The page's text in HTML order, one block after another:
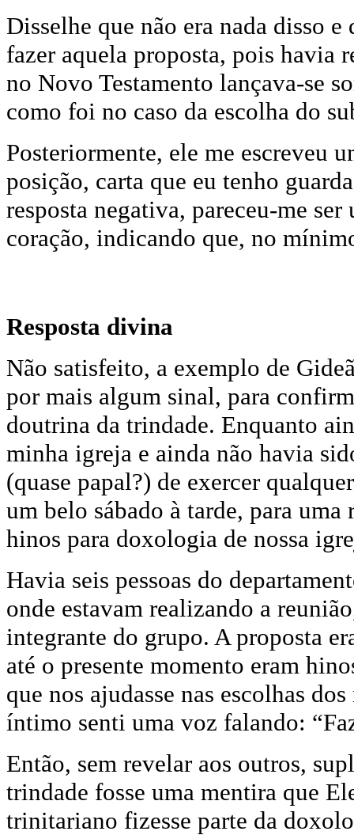
Disselhe que não era nada disso
fazer aquela proposta, pois havia
no Novo Testamento lançava-se
como foi no caso da escolha do
Posteriormente, ele me escreveu
posição, carta que eu tenho
resposta negativa, pareceu-me
coração, indicando que, no
Resposta divina
Não satisfeito, a exemplo de
por mais algum sinal, para
doutrina da trindade. Enquanto
minha igreja e ainda não havia
(quase papal?) de exercer
um belo sábado à tarde, para
hinos para doxologia de nossa
Havia seis pessoas do
onde estavam realizando a
integrante do grupo. A proposta
até o presente momento eram
que nos ajudasse nas escolhas
íntimo senti uma voz falando:
Então, sem revelar aos outros,
trindade fosse uma mentira que
trinitariano fizesse parte da